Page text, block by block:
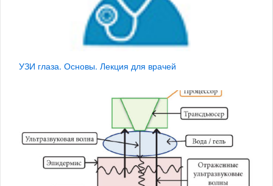
УЗИ глаза. Основы. Лекция для врачей